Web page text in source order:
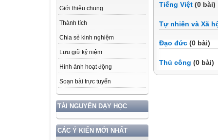
Giới thiệu chung
Thành tích
Chia sẻ kinh nghiệm
Lưu giữ kỷ niệm
Hình ảnh hoạt động
Soạn bài trực tuyến
TÀI NGUYÊN DẠY HỌC
CÁC Ý KIẾN MỚI NHẤT
Tiếng Việt (0 bài)
Tự nhiên và Xã
Đạo đức (0 bài)
Thủ công (0 bài)